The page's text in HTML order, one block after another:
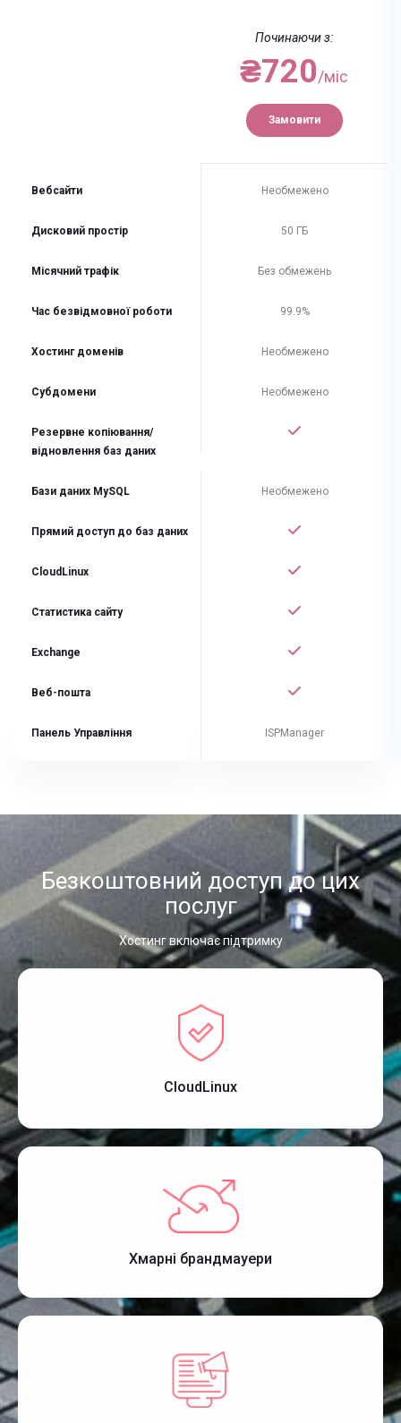
Починаючи з:
₴720/міс
Замовити
Вебсайти Необмежено
Дисковий простір 50 ГБ
Місячний трафік Без обмежень
Час безвідмовної роботи 99.9%
Хостинг доменів Необмежено
Субдомени Необмежено
Резервне копіювання/
відновлення баз даних
Бази даних MySQL Необмежено
Прямий доступ до баз даних
CloudLinux
Статистика сайту
Exchange
Веб-пошта
Панель Управління ISPManager
Безкоштовний доступ до цих
послуг
Хостинг включає підтримку
CloudLinux
Хмарні брандмауери